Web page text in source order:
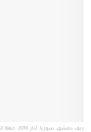
ريف دمشق، سوريا، آذار 2016. حملة الوقاية واللقاح ضد شلل الأطفال في قارة